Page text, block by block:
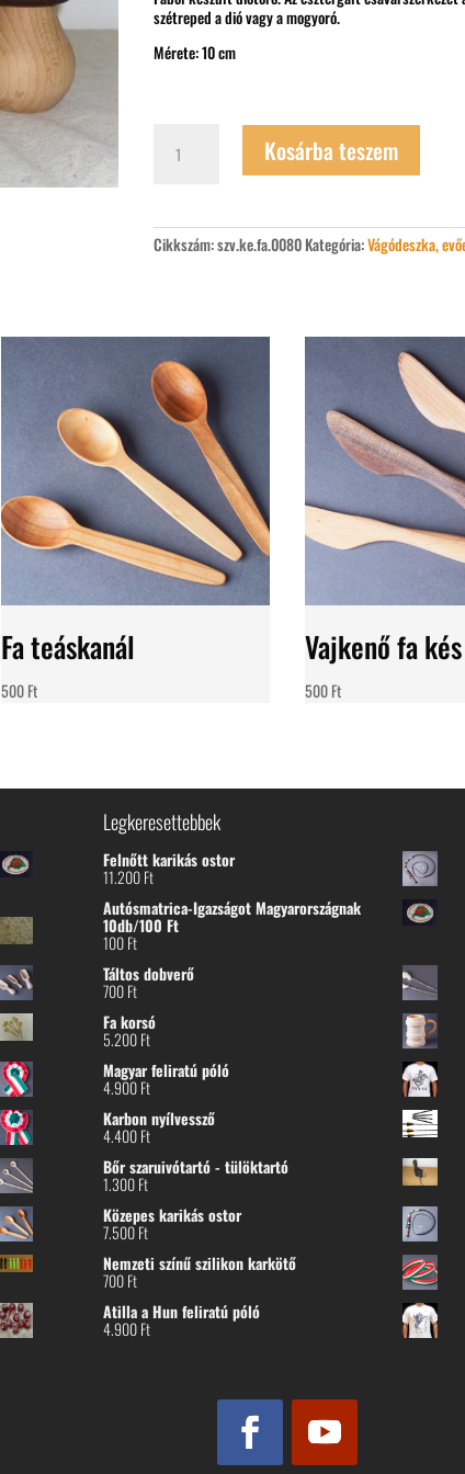
szétreped a dió vagy a mogyoró.
Mérete: 10 cm
mennyiség
Kosárba teszem
Cikkszám:szv.ke.fa.0080 Kategória:Vágódeszka,
Fa teáskanál
500Ft
Vajkenő fa kés
500Ft
Legkeresettebbek
Felnőtt karikás ostor
11.200Ft
Autósmatrica-Igazságot Magyarországnak
10db/100 Ft
100Ft
Táltos dobverő
700Ft
Fa korsó
5.200Ft
Magyar feliratú póló
4.900Ft
Karbon nyílvessző
4.400Ft
Bőr szaruivótartó - tülöktartó
1.300Ft
Közepes karikás ostor
7.500Ft
Nemzeti színű szilikon karkötő
700Ft
Atilla a Hun feliratú póló
4.900Ft